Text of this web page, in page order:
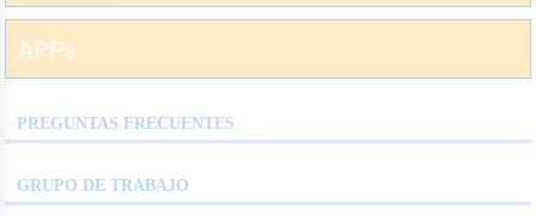
APPs
PREGUNTAS FRECUENTES
GRUPO DE TRABAJO